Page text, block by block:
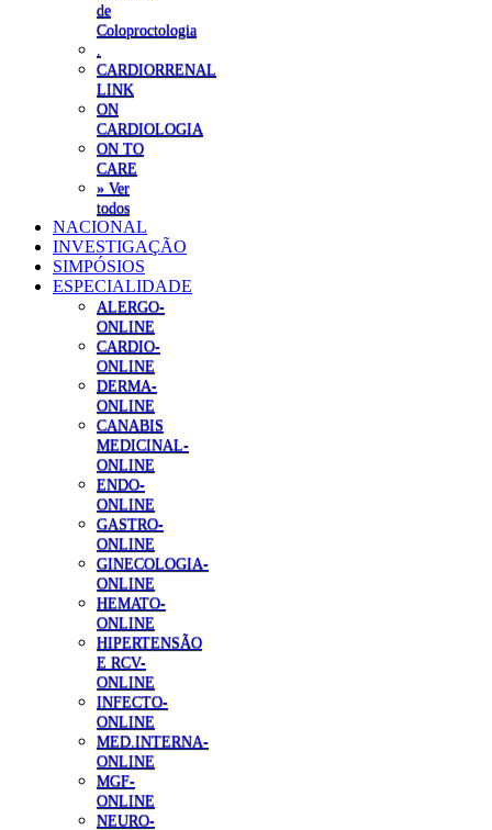
de
Coloproctologia
CARDIORRENAL
LINK
ON
CARDIOLOGIA
ON TO
CARE
» Ver
todos
NACIONAL
INVESTIGAÇÃO
SIMPÓSIOS
ESPECIALIDADE
ALERGO-
ONLINE
CARDIO-
ONLINE
DERMA-
ONLINE
CANABIS
MEDICINAL-
ONLINE
ENDO-
ONLINE
GASTRO-
ONLINE
GINECOLOGIA-
ONLINE
HEMATO-
ONLINE
HIPERTENSÃO
E RCV-
ONLINE
INFECTO-
ONLINE
MED.INTERNA-
ONLINE
MGF-
ONLINE
NEURO-